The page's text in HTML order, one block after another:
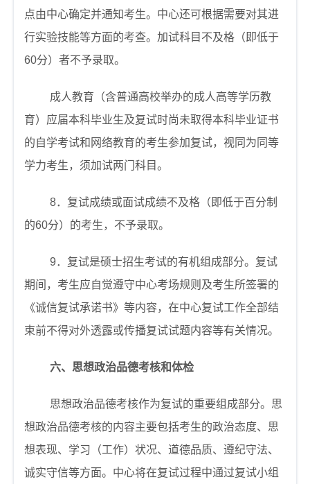
点由中心确定并通知考生。中心还可根据需要对其进
行实验技能等方面的考查。加试科目不及格（即低于
60分）者不予录取。
成人教育（含普通高校举办的成人高等学历教
育）应届本科毕业生及复试时尚未取得本科毕业证书
的自学考试和网络教育的考生参加复试，视同为同等
学力考生，须加试两门科目。
8．复试成绩或面试成绩不及格（即低于百分制
的60分）的考生，不予录取。
9．复试是硕士招生考试的有机组成部分。复试
期间，考生应自觉遵守中心考场规则及考生所签署的
《诚信复试承诺书》等内容，在中心复试工作全部结
束前不得对外透露或传播复试试题内容等有关情况。
六、思想政治品德考核和体检
思想政治品德考核作为复试的重要组成部分。思
想政治品德考核的内容主要包括考生的政治态度、思
想表现、学习（工作）状况、道德品质、遵纪守法、
诚实守信等方面。中心将在复试过程中通过复试小组